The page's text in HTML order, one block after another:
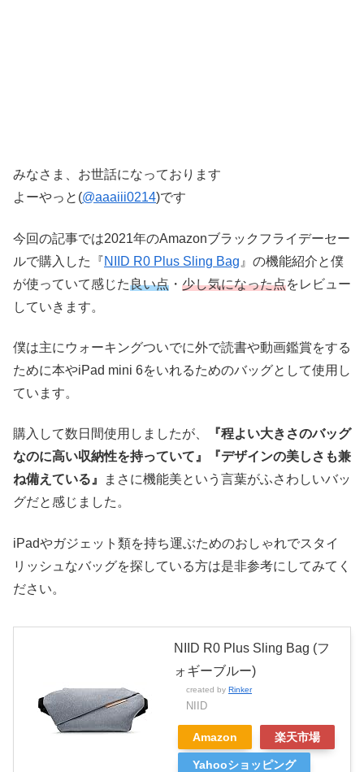
みなさま、お世話になっております
よーやっと(@aaaiii0214)です
今回の記事では2021年のAmazonブラックフライデーセー
ルで購入した『NIID R0 Plus Sling Bag 』の機能紹介と僕
が使っていて感じた良い点 ・ 少し気になった点をレビュー
していきます。
僕は主にウォーキングついでに外で読書や動画鑑賞をする
ために本やiPad mini 6をいれるためのバッグとして使用し
ています。
購入して数日間使用しましたが、
『程よい大きさのバッグ
なのに高い収納性を持っていて』『デザインの美しさも兼
ね備えている』
まさに機能美という言葉がふさわしいバッ
グだと感じました。
iPadやガジェット類を持ち運ぶためのおしゃれでスタイ
リッシュなバッグを探している方は是非参考にしてみてく
ださい。
NIID R0 Plus Sling Bag (フ
ォギーブルー)
created by Rinker
NIID
Amazon 楽天市場
Yahooショッピング